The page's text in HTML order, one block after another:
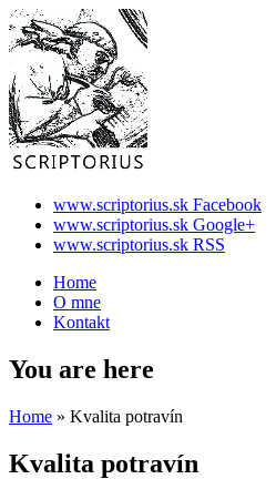
www.scriptorius.sk Facebook
www.scriptorius.sk Google+
www.scriptorius.sk RSS
Home
O mne
Kontakt
You are here
Home » Kvalita potravín
Kvalita potravín